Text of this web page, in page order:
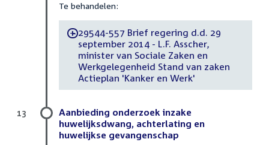
Te behandelen:
-29544-557 Brief regering d.d. 29
september 2014 - L.F. Asscher,
minister van Sociale Zaken en
Werkgelegenheid Stand van zaken
Actieplan 'Kanker en Werk'
Aanbieding onderzoek inzake
huwelijksdwang, achterlating en
huwelijkse gevangenschap
13